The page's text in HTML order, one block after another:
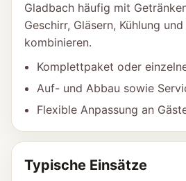
Gladbach häufig mit
Geschirr, Gläsern, Kühlung
kombinieren.
Komplettpaket oder
Auf- und Abbau sowie
Flexible Anpassung an
Typische Einsätze